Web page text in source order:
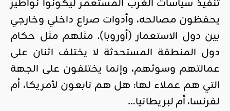
تنفيذ سياسات الغرب المستعمر ليكونوا نواطير
يحفظون مصالحه، وأدوات صراع داخلي وخارجي
بين دول الاستعمار (أوروبا). مثلهم مثل حكام
دول المنطقة المستحدثة لا يختلف اثنان على
عمالتهم وسوئهم، وإنما يختلفون على الجهة
التي هم عملاء لها: هل هم تابعون لأمريكا، أم
لفرنسا، أم لبريطانيا…